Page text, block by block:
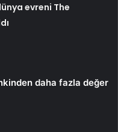
evreni The
daha fazla değer